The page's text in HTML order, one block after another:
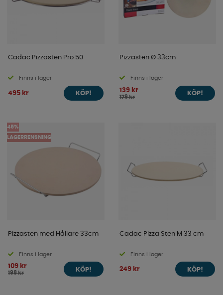
Cadac Pizzasten Pro 50
Finns i lager
495 kr KÖP!
Pizzasten Ø 33cm
Finns i lager
139 kr
179 kr
KÖP!
45%
LAGERRENSNING
Pizzasten med Hållare 33cm
Finns i lager
109 kr
198 kr
KÖP!
Cadac Pizza Sten M 33 cm
Finns i lager
249 kr KÖP!